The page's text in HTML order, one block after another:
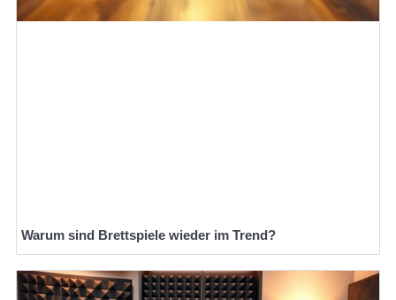
Warum sind Brettspiele wieder im Trend?